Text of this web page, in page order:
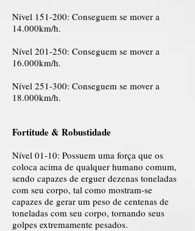
Nível 151-200: Conseguem se mover a
14.000km/h.
Nível 201-250: Conseguem se mover a
16.000km/h.
Nível 251-300: Conseguem se mover a
18.000km/h.
Fortitude & Robustidade
Nível 01-10: Possuem uma força que os
coloca acima de qualquer humano comum,
sendo capazes de erguer dezenas toneladas
com seu corpo, tal como mostram-se
capazes de gerar um peso de centenas de
toneladas com seu corpo, tornando seus
golpes extremamente pesados.